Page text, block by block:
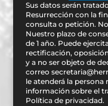
Sus datos serán
Resurrección con la
consulta o petición.
Nuestro plazo de
de 1 año. Puede
rectificación,
y a no ser objeto de
correo
le atenderá la persona
información sobre el
Política de privacidad.